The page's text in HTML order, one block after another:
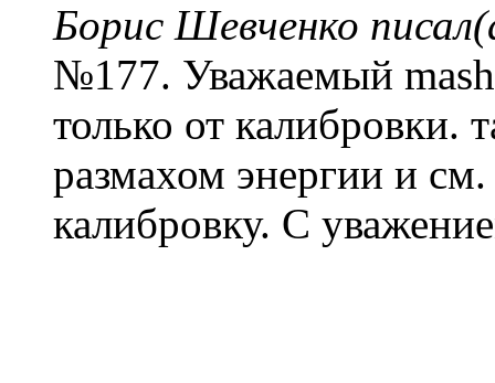
Борис Шевченко
№177. Уважаемый
только от калибровки.
размахом энергии и см.
калибровку. С